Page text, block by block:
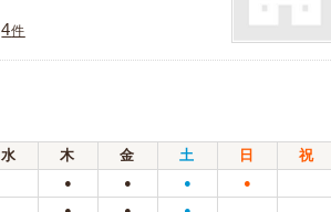
4件
水 木 金 土 日
祝
● ● ● ●